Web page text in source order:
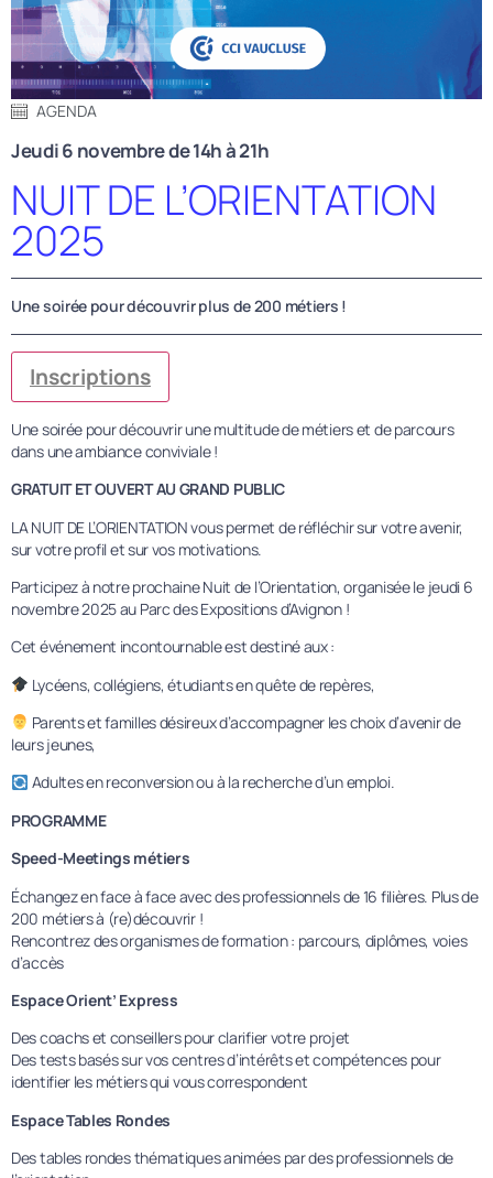
AGENDA
Jeudi 6 novembre de 14h à 21h
NUIT DE L’ORIENTATION
2025
Une soirée pour découvrir plus de 200 métiers !
Inscriptions
Une soirée pour découvrir une multitude de métiers et de parcours
dans une ambiance conviviale !
GRATUIT ET OUVERT AU GRAND PUBLIC
LA NUIT DE L’ORIENTATION vous permet de réfléchir sur votre avenir,
sur votre profil et sur vos motivations.
Participez à notre prochaine Nuit de l’Orientation, organisée le jeudi 6
novembre 2025 au Parc des Expositions d’Avignon !
Cet événement incontournable est destiné aux :
Lycéens, collégiens, étudiants en quête de repères,
Parents et familles désireux d’accompagner les choix d’avenir de
leurs jeunes,
Adultes en reconversion ou à la recherche d’un emploi.
PROGRAMME
Speed-Meetings métiers
Échangez en face à face avec des professionnels de 16 filières. Plus de
200 métiers à (re)découvrir !
Rencontrez des organismes de formation : parcours, diplômes, voies
d’accès
Espace Orient’ Express
Des coachs et conseillers pour clarifier votre projet
Des tests basés sur vos centres d’intérêts et compétences pour
identifier les métiers qui vous correspondent
Espace Tables Rondes
Des tables rondes thématiques animées par des professionnels de